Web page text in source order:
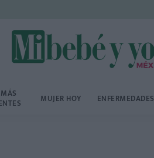
MUJER HOY ENFERMEDADES